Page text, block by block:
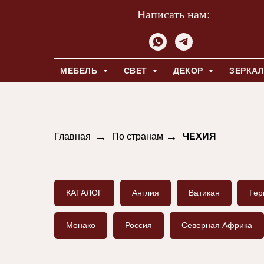
Написать нам:
МЕБЕЛЬ СВЕТ ДЕКОР
Главная По странам ЧЕХИЯ
→ →
КАТАЛОГ Англия Ватикан
Монако Россия Северная Африка